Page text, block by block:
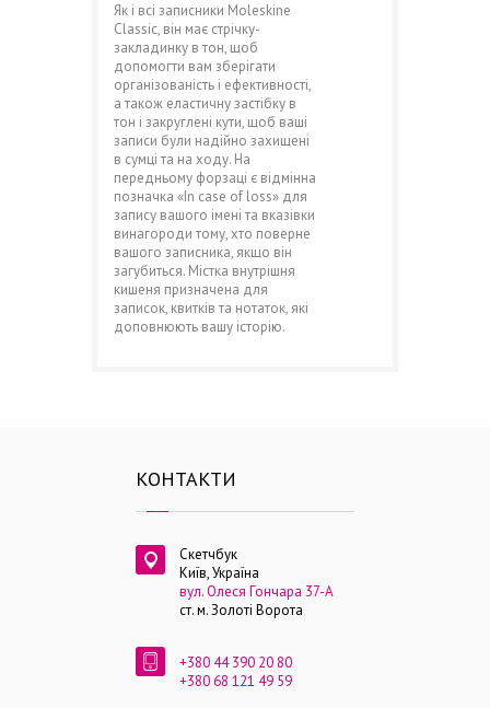
Як і всі записники Moleskine
Classic, він має стрічку-
закладинку в тон, щоб
допомогти вам зберігати
організованість і ефективності,
а також еластичну застібку в
тон і закруглені кути, щоб ваші
записи були надійно захищені
в сумці та на ходу. На
передньому форзаці є відмінна
позначка «In case of loss» для
запису вашого імені та вказівки
винагороди тому, хто поверне
вашого записника, якщо він
загубиться. Містка внутрішня
кишеня призначена для
записок, квитків та нотаток, які
доповнюють вашу історію.
КОНТАКТИ
Скетчбук
Київ, Україна
вул. Олеся Гончара 37-А
ст. м. Золоті Ворота
+380 44 390 20 80
+380 68 121 49 59